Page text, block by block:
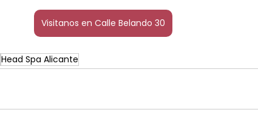
Visitanos en Calle Belando 30
Head Spa Alicante